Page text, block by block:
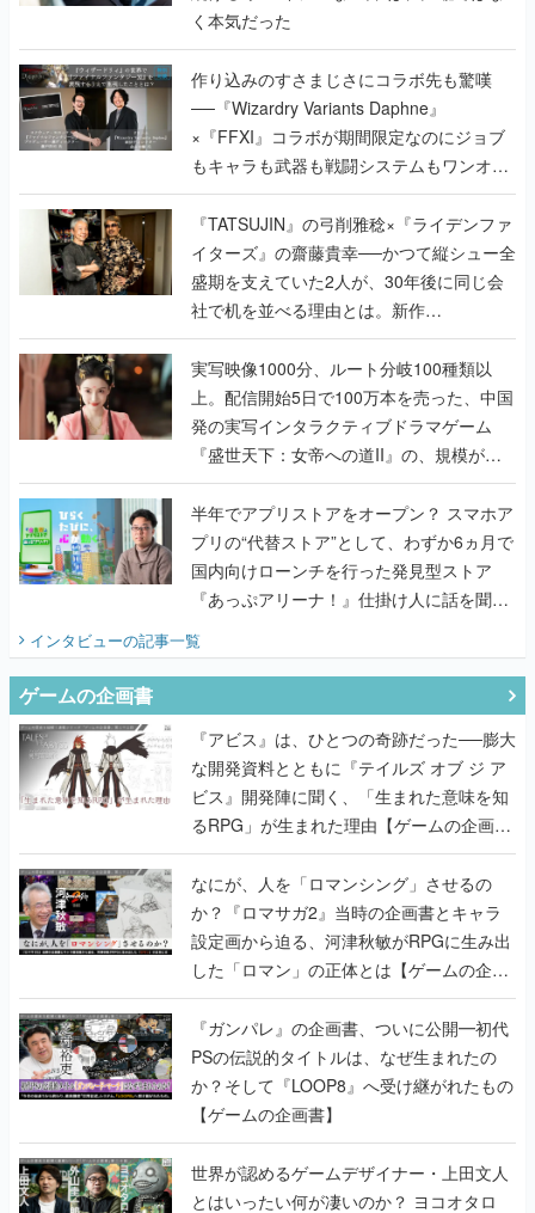
──『Wizardry Variants Daphne』
×『FFXI』コラボが期間限定なのにジョブ
もキャラも武器も戦闘システムもワンオフ
で作り込まれた理由を両ディレクターに聞
く
『TATSUJIN』の弓削雅稔×『ライデンファ
イターズ』の齋藤貴幸──かつて縦シュー全
盛期を支えていた2人が、30年後に同じ会
社で机を並べる理由とは。新作
『TATSUJIN EXTREME』で初タッグを組
んだレジェンド2人に訊く開発秘話
実写映像1000分、ルート分岐100種類以
上。配信開始5日で100万本を売った、中国
発の実写インタラクティブドラマゲーム
『盛世天下：女帝への道II』の、規模が違
うこだわりをプロデューサーに聞いた
半年でアプリストアをオープン？ スマホア
プリの“代替ストア”として、わずか6ヵ月で
国内向けローンチを行った発見型ストア
『あっぷアリーナ！』仕掛け人に話を聞い
てみた
インタビューの記事一覧
『アビス』は、ひとつの奇跡だった──膨大
な開発資料とともに『テイルズ オブ ジ ア
るRPG」が生まれた理由【ゲームの企画
書】
なにが、人を「ロマンシング」させるの
か？『ロマサガ2』当時の企画書とキャラ
設定画から迫る、河津秋敏がRPGに生み出
した「ロマン」の正体とは【ゲームの企画
書】
『ガンパレ』の企画書、ついに公開━初代
PSの伝説的タイトルは、なぜ生まれたの
か？そして『LOOP8』へ受け継がれたもの
【ゲームの企画書】
世界が認めるゲームデザイナー・上田文人
とはいったい何が凄いのか？ ヨコオタロ
ウ・外山圭一郎らと共に『ICO』に込めら
れたこだわりを語り尽くす！【ゲームの企
画書】